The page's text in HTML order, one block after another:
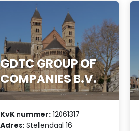
GDTC GROUP OF
COMPANIES B.V.
KvK nummer: 12061317
Adres: Stellendaal 16